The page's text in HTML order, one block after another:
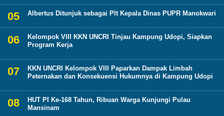
Albertus Ditunjuk sebagai Plt Kepala Dinas PUPR Manokwari
Kelompok VIII KKN UNCRI Tinjau Kampung Udopi, Siapkan
Program Kerja
KKN UNCRI Kelompok VIII Paparkan Dampak Limbah
Peternakan dan Konsekuensi Hukumnya di Kampung Udopi
HUT PI Ke-168 Tahun, Ribuan Warga Kunjungi Pulau
Mansinam